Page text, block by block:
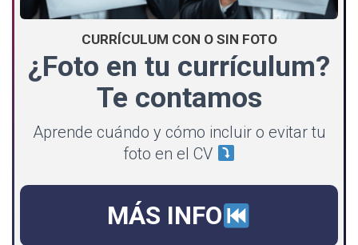
CURRÍCULUM CON O SIN FOTO
¿Foto en tu currículum?
Te contamos
Aprende cuándo y cómo incluir o evitar tu
foto en el CV
MÁS INFO